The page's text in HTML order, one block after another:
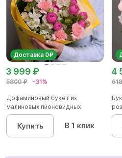
Доставка 0₽
5800 ₽ -31%
3 999 ₽
Дофаминовый букет из
малиновых пионовидных
кустовых роз...
Купить В 1 клик
4